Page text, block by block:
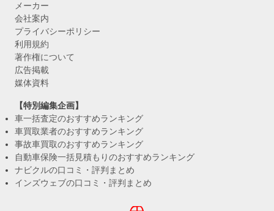
メーカー
会社案内
プライバシーポリシー
利用規約
著作権について
広告掲載
媒体資料
【特別編集企画】
車一括査定のおすすめランキング
車買取業者のおすすめランキング
事故車買取のおすすめランキング
自動車保険一括見積もりのおすすめランキング
ナビクルの口コミ・評判まとめ
インズウェブの口コミ・評判まとめ